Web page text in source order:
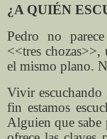
¿A QUIÉN
Pedro no
<<tres chozas>>,
el mismo plano.
Vivir escuchando
fin estamos
Alguien que